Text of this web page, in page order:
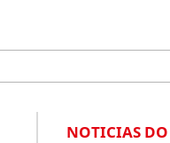
NOTICIAS DO